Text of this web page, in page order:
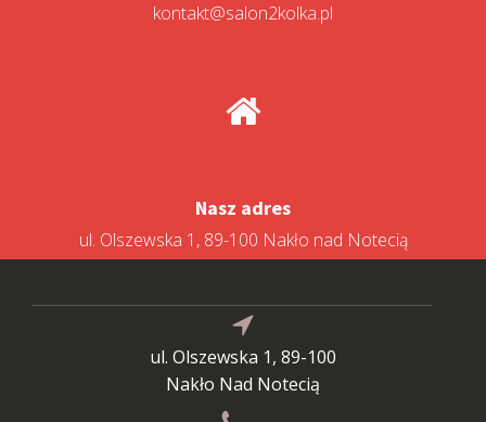
kontakt@salon2kolka.pl
Nasz adres
ul. Olszewska 1, 89-100 Nakło nad Notecią
ul. Olszewska 1, 89-100
Nakło Nad Notecią